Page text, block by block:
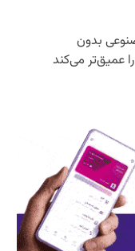
بدون
عمیق‌تر می‌کند